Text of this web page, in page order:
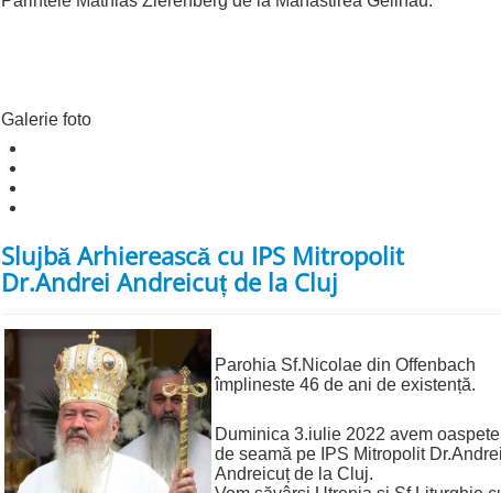
Galerie foto
Slujbă Arhierească cu IPS Mitropolit
Dr.Andrei Andreicuț de la Cluj
Parohia Sf.Nicolae din Offenbach
împlineste 46 de ani de existență.
Duminica 3.iulie 2022 avem oaspete
de seamă pe IPS Mitropolit
Andreicuț de la Cluj.